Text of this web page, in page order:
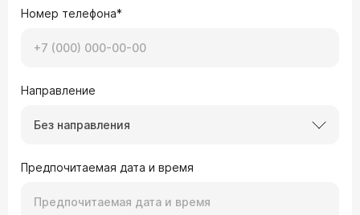
Номер телефона*
Направление
Без направления
Предпочитаемая дата и время